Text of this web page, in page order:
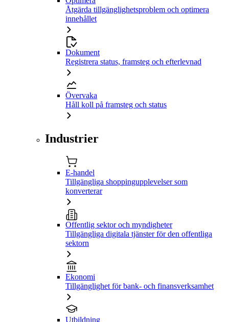
Åtgärda tillgänglighetsproblem och optimera
innehållet
Dokument
Registrera status, framsteg och efterlevnad
Övervaka
Håll koll på framsteg och status
Industrier
E-handel
Tillgängliga shoppingupplevelser som
konverterar
Offentlig sektor och myndigheter
Tillgängliga digitala tjänster för den offentliga
sektorn
Ekonomi
Tillgänglighet för bank- och finansverksamhet
Utbildning